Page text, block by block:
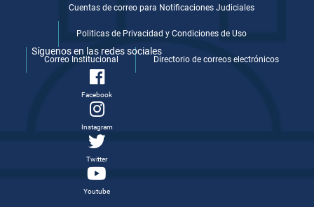
Cuentas de correo para Notificaciones Judiciales
Politicas de Privacidad y Condiciones de Uso
Correo Institucional Directorio de correos electrónicos
Síguenos en las redes sociales
Facebook
Instagram
Twitter
Youtube